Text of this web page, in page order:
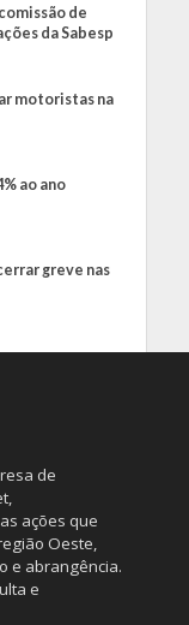
de
da Sabesp
motoristas na
ao ano
greve nas
de
ações que
Oeste,
e abrangência.
e